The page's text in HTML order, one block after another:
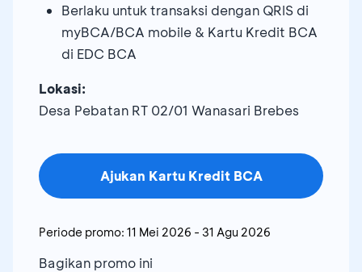
Berlaku untuk transaksi dengan QRIS di
myBCA/BCA mobile & Kartu Kredit BCA
di EDC BCA
Lokasi:
Desa Pebatan RT 02/01 Wanasari Brebes
Ajukan Kartu Kredit BCA
Periode promo: 11 Mei 2026 - 31 Agu 2026
Bagikan promo ini